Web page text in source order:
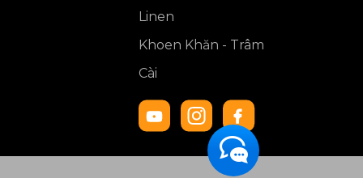
Linen
Khoen Khăn - Trâm
Cài